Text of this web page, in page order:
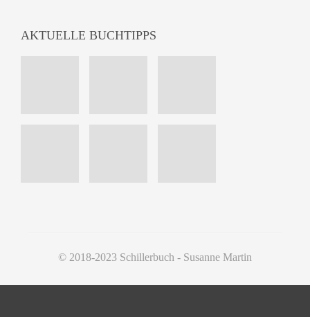
AKTUELLE BUCHTIPPS
© 2018-2023 Schillerbuch - Susanne Martin